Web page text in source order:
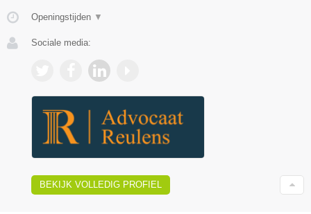
Openingstijden ▼
Sociale media:
BEKIJK VOLLEDIG PROFIEL